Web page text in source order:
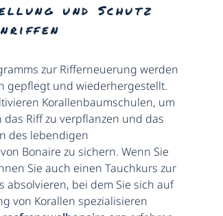
und Schutz
zur Rifferneuerung werden
gepflegt und wiederhergestellt.
Korallenbaumschulen, um
Riff zu verpflanzen und das
des lebendigen
Bonaire zu sichern. Wenn Sie
Sie auch einen Tauchkurs zur
absolvieren, bei dem Sie sich auf
von Korallen spezialisieren